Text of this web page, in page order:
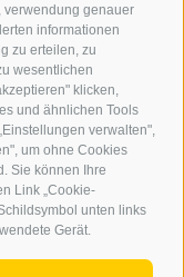
verwendung genauer
informationen
zu erteilen, zu
wesentlichen
klicken,
und ähnlichen Tools
verwalten",
um ohne Cookies
Sie können Ihre
Link „Cookie-
unten links
Gerät.